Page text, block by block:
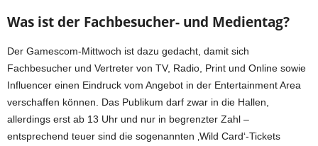
Was ist der Fachbesucher- und Medientag?
Der Gamescom-Mittwoch ist dazu gedacht, damit sich
Fachbesucher und Vertreter von TV, Radio, Print und Online sowie
Influencer einen Eindruck vom Angebot in der Entertainment Area
verschaffen können. Das Publikum darf zwar in die Hallen,
allerdings erst ab 13 Uhr und nur in begrenzter Zahl –
entsprechend teuer sind die sogenannten ‚Wild Card‘-Tickets